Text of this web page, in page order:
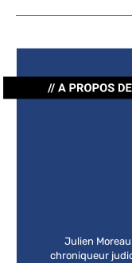
Julien
chroniqueur